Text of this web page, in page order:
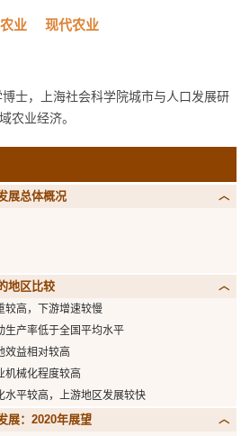
农业 现代农业
士，上海社会科学院城市与人口发展研
农业经济。
展总体概况
地区比较
较高，下游增速较慢
生产率低于全国平均水平
效益相对较高
机械化程度较高
水平较高，上游地区发展较快
展：2020年展望